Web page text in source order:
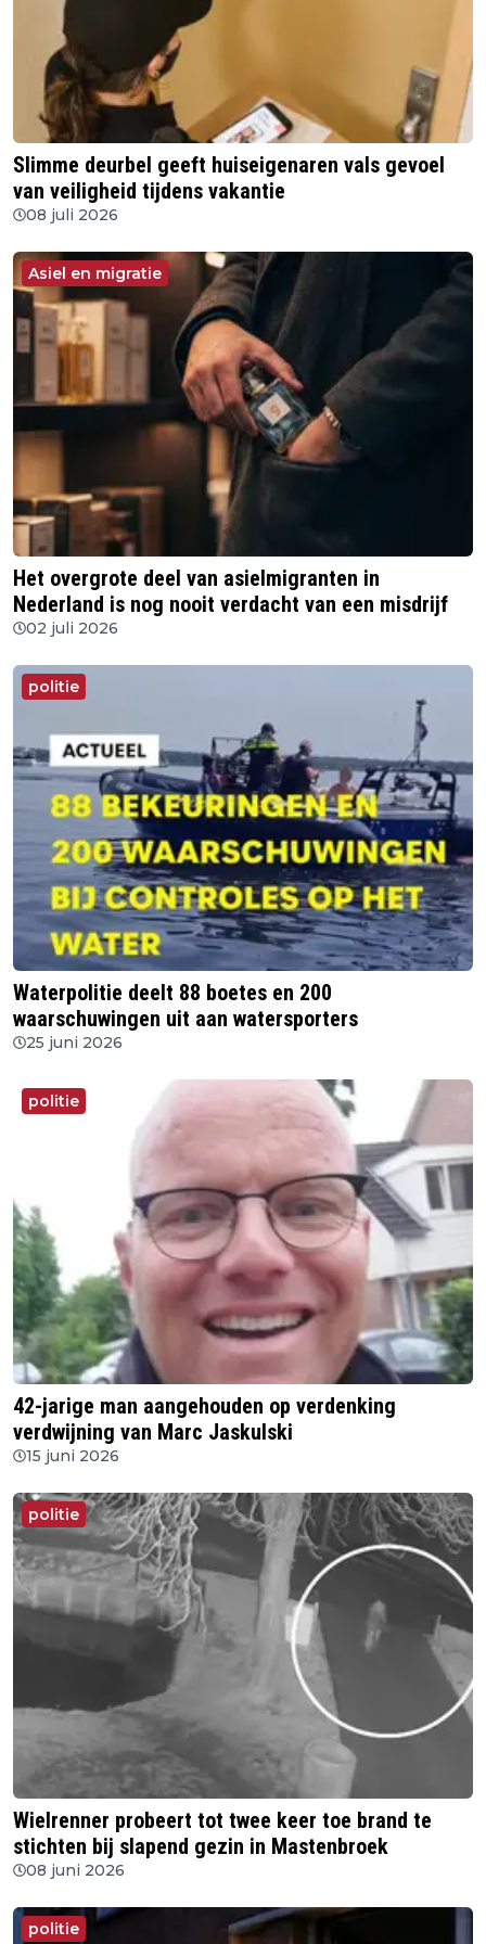
Slimme deurbel geeft huiseigenaren vals gevoel
van veiligheid tijdens vakantie
08 juli 2026
Asiel en migratie
Het overgrote deel van asielmigranten in
Nederland is nog nooit verdacht van een misdrijf
02 juli 2026
politie
Waterpolitie deelt 88 boetes en 200
waarschuwingen uit aan watersporters
25 juni 2026
politie
42-jarige man aangehouden op verdenking
verdwijning van Marc Jaskulski
15 juni 2026
politie
Wielrenner probeert tot twee keer toe brand te
stichten bij slapend gezin in Mastenbroek
08 juni 2026
politie